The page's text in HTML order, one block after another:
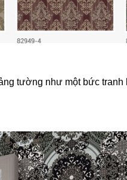
tường như một bức tranh